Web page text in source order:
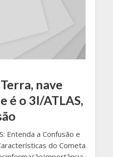
nave
é o 3I/ATLAS,
Entenda a Confusão e
do Cometa